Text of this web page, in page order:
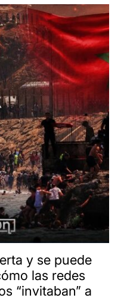
y se puede
las redes
“invitaban” a